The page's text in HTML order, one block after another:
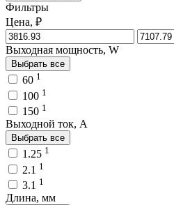
Фильтры
Цена, ₽
Выходная мощность, W
Выбрать все
60 1
100 1
150 1
Выходной ток, A
Выбрать все
1.25 1
2.1 1
3.1 1
Длина, мм